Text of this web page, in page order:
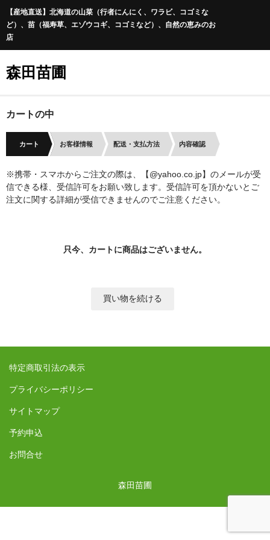
【産地直送】北海道の山菜（行者にんにく、ワラビ、コゴミな
ど）、苗（福寿草、エゾウコギ、コゴミなど）、自然の恵みのお
店
森田苗圃
カートの中
カート お客様情報 配送・支払方法 内容確認
※携帯・スマホからご注文の際は、【@yahoo.co.jp】のメールが受
信できる様、受信許可をお願い致します。受信許可を頂かないとご
注文に関する詳細が受信できませんのでご注意ください。
只今、カートに商品はございません。
特定商取引法の表示
プライバシーポリシー
サイトマップ
予約申込
お問合せ
森田苗圃